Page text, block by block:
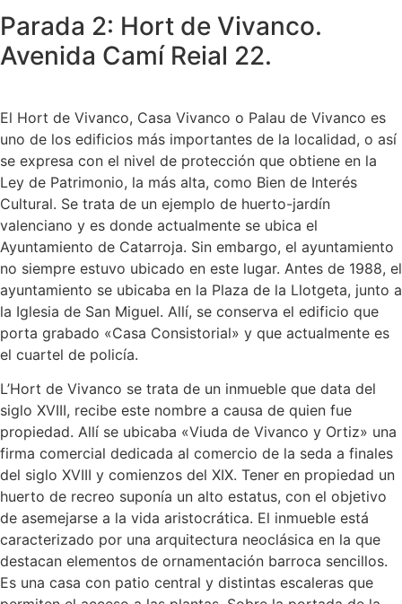
Parada 2: Hort de Vivanco.
Avenida Camí Reial 22.
El Hort de Vivanco, Casa Vivanco o Palau de Vivanco es
uno de los edificios más importantes de la localidad, o así
se expresa con el nivel de protección que obtiene en la
Ley de Patrimonio, la más alta, como Bien de Interés
Cultural. Se trata de un ejemplo de huerto-jardín
valenciano y es donde actualmente se ubica el
Ayuntamiento de Catarroja. Sin embargo, el ayuntamiento
no siempre estuvo ubicado en este lugar. Antes de 1988, el
ayuntamiento se ubicaba en la Plaza de la Llotgeta, junto a
la Iglesia de San Miguel. Allí, se conserva el edificio que
porta grabado «Casa Consistorial» y que actualmente es
el cuartel de policía.
L’Hort de Vivanco se trata de un inmueble que data del
siglo XVIII, recibe este nombre a causa de quien fue
propiedad. Allí se ubicaba «Viuda de Vivanco y Ortiz» una
firma comercial dedicada al comercio de la seda a finales
del siglo XVIII y comienzos del XIX. Tener en propiedad un
huerto de recreo suponía un alto estatus, con el objetivo
de asemejarse a la vida aristocrática. El inmueble está
caracterizado por una arquitectura neoclásica en la que
destacan elementos de ornamentación barroca sencillos.
Es una casa con patio central y distintas escaleras que